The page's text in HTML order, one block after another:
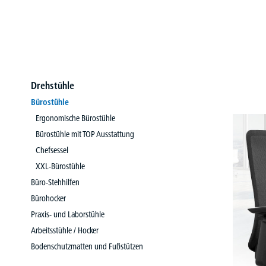
Drehstühle
Bürostühle
Ergonomische Bürostühle
Bürostühle mit TOP Ausstattung
Chefsessel
XXL-Bürostühle
Büro-Stehhilfen
Bürohocker
Praxis- und Laborstühle
Arbeitsstühle / Hocker
Bodenschutzmatten und Fußstützen